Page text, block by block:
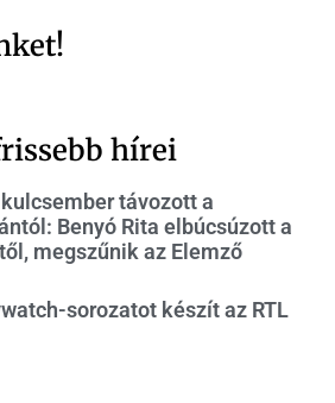
hírei
távozott a
Benyó Rita elbúcsúzott a
megszűnik az Elemző
sorozatot készít az RTL